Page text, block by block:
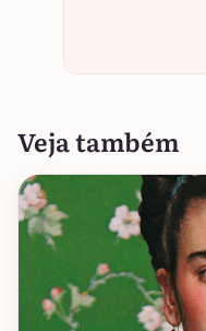
Veja também